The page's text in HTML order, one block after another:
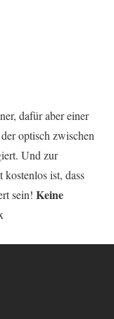
dafür aber einer
optisch zwischen
Und zur
ist, dass
sein! Keine